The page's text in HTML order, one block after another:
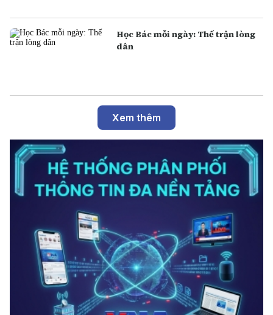
Học Bác mỗi ngày: Thế trận lòng
dân
Xem thêm